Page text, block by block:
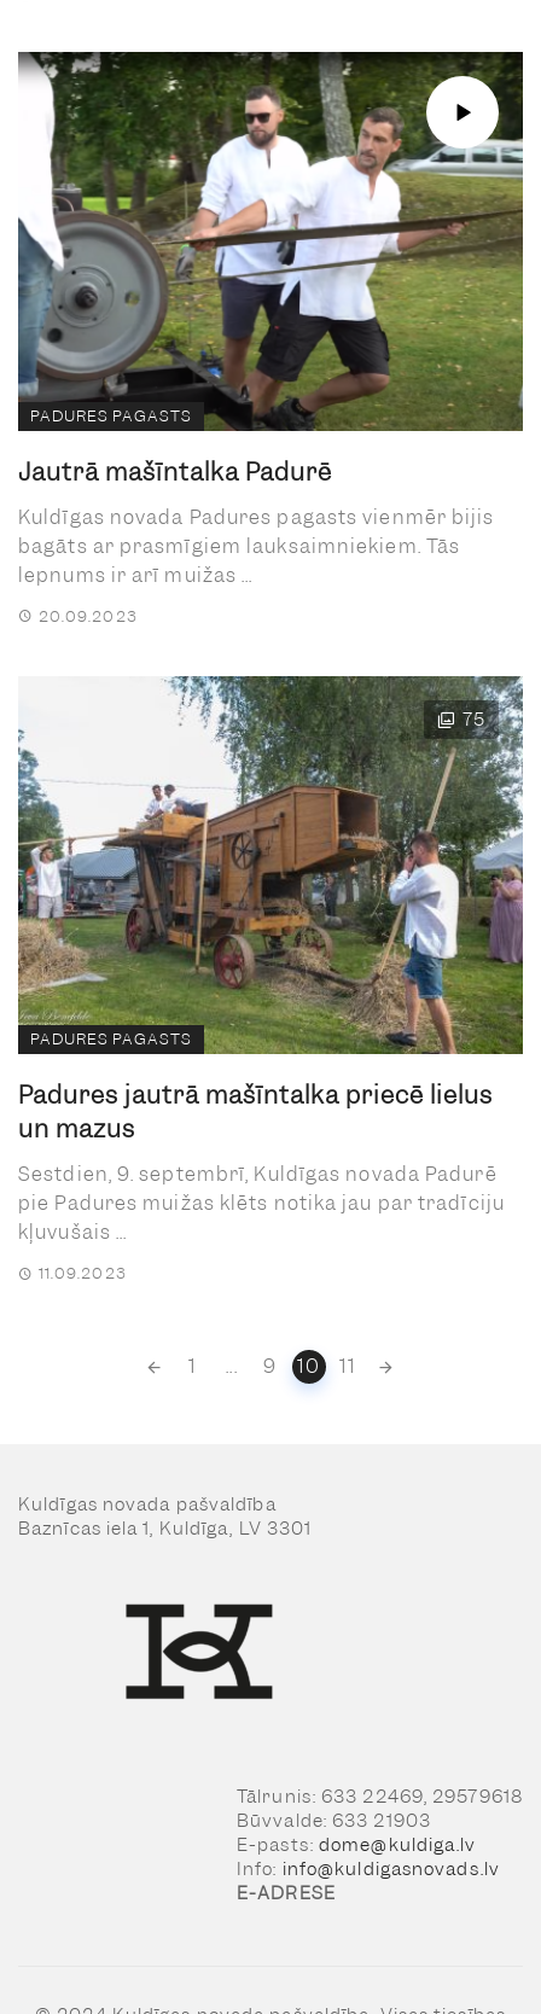
PADURES PAGASTS
Jautrā mašīntalka Padurē
Kuldīgas novada Padures pagasts vienmēr bijis
bagāts ar prasmīgiem lauksaimniekiem. Tās
lepnums ir arī muižas ...
20.09.2023
75
PADURES PAGASTS
Padures jautrā mašīntalka priecē lielus
un mazus
Sestdien, 9. septembrī, Kuldīgas novada Padurē
pie Padures muižas klēts notika jau par tradīciju
kļuvušais ...
11.09.2023
1 ... 9 10 11
Kuldīgas novada pašvaldība
Baznīcas iela 1, Kuldīga, LV 3301
Tālrunis: 633 22469, 29579618
Būvvalde: 633 21903
E-pasts: dome@kuldiga.lv
Info: info@kuldigasnovads.lv
E-ADRESE